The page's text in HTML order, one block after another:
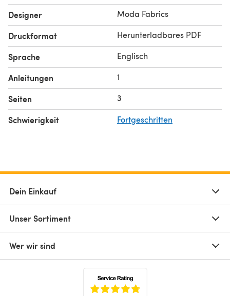
Designer Moda Fabrics
Druckformat Herunterladbares PDF
Sprache Englisch
Anleitungen 1
Seiten 3
Schwierigkeit Fortgeschritten
Dein Einkauf
Unser Sortiment
Wer wir sind